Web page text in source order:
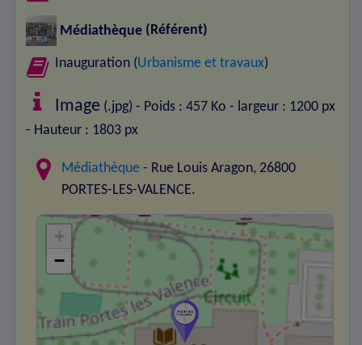
Médiathèque (Référent)
Inauguration (Urbanisme et travaux)
Image (.jpg) - Poids : 457 Ko - largeur : 1200 px
- Hauteur : 1803 px
Médiathèque - Rue Louis Aragon, 26800
PORTES-LES-VALENCE.
+
−